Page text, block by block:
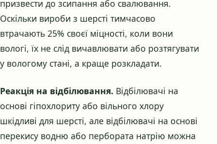
призвести до зсипання або свалювання.
Оскільки вироби з шерсті тимчасово
втрачають 25% своєї міцності, коли вони
вологі, їх не слід вичавлювати або розтягувати
у вологому стані, а краще розкладати.
Реакція на відбілювання. Відбілювачі на
основі гіпохлориту або вільного хлору
шкідливі для шерсті, але відбілювачі на основі
перекису водню або пербората натрію можна